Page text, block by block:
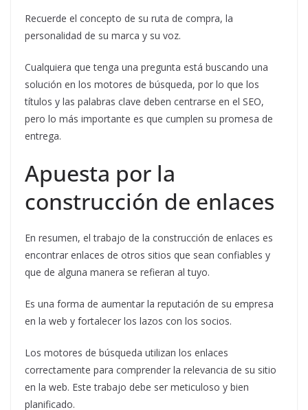
Recuerde el concepto de su ruta de compra, la
personalidad de su marca y su voz.
Cualquiera que tenga una pregunta está buscando una
solución en los motores de búsqueda, por lo que los
títulos y las palabras clave deben centrarse en el SEO,
pero lo más importante es que cumplen su promesa de
entrega.
Apuesta por la
construcción de enlaces
En resumen, el trabajo de la construcción de enlaces es
encontrar enlaces de otros sitios que sean confiables y
que de alguna manera se refieran al tuyo.
Es una forma de aumentar la reputación de su empresa
en la web y fortalecer los lazos con los socios.
Los motores de búsqueda utilizan los enlaces
correctamente para comprender la relevancia de su sitio
en la web. Este trabajo debe ser meticuloso y bien
planificado.